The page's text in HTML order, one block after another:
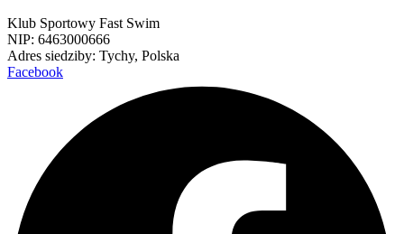
Klub Sportowy Fast Swim
NIP: 6463000666
Adres siedziby: Tychy, Polska
Facebook